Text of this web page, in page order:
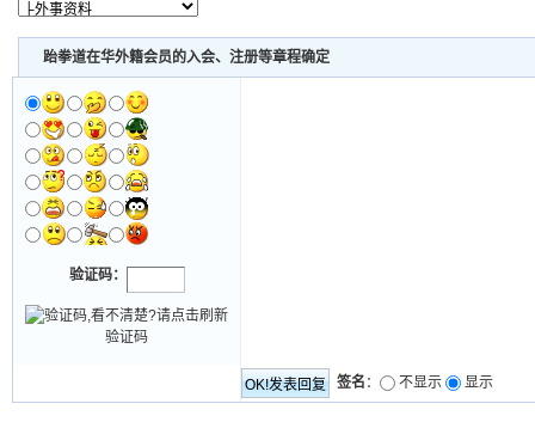
跆拳道在华外籍会员的入会、注册等章程确定
验证码：
签名 ： 不显示 显示